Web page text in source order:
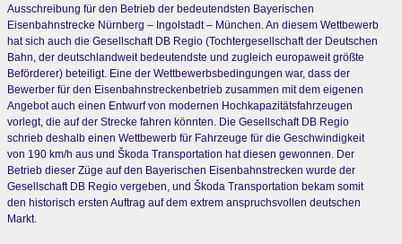
Ausschreibung für den Betrieb der bedeutendsten Bayerischen
Eisenbahnstrecke Nürnberg – Ingolstadt – München. An diesem Wettbewerb
hat sich auch die Gesellschaft DB Regio (Tochtergesellschaft der Deutschen
Bahn, der deutschlandweit bedeutendste und zugleich europaweit größte
Beförderer) beteiligt. Eine der Wettbewerbsbedingungen war, dass der
Bewerber für den Eisenbahnstreckenbetrieb zusammen mit dem eigenen
Angebot auch einen Entwurf von modernen Hochkapazitätsfahrzeugen
vorlegt, die auf der Strecke fahren könnten. Die Gesellschaft DB Regio
schrieb deshalb einen Wettbewerb für Fahrzeuge für die Geschwindigkeit
von 190 km/h aus und Škoda Transportation hat diesen gewonnen. Der
Betrieb dieser Züge auf den Bayerischen Eisenbahnstrecken wurde der
Gesellschaft DB Regio vergeben, und Škoda Transportation bekam somit
den historisch ersten Auftrag auf dem extrem anspruchsvollen deutschen
Markt.